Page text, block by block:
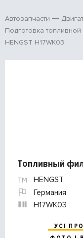
Автозапчасти
Подготовка топливной
HENGST H17WK03
Топливный
HENGST
Германия
H17WK03
УСІ